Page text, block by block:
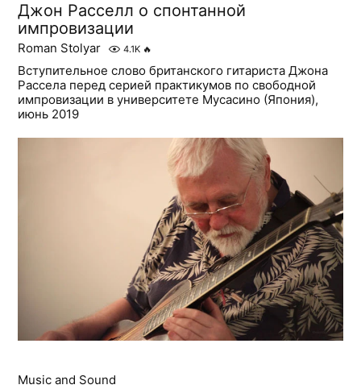
Джон Расселл о спонтанной
импровизации
Roman Stolyar 4.1K 🔥
Вступительное слово британского гитариста Джона
Рассела перед серией практикумов по свободной
импровизации в университете Мусасино (Япония),
июнь 2019
Music and Sound